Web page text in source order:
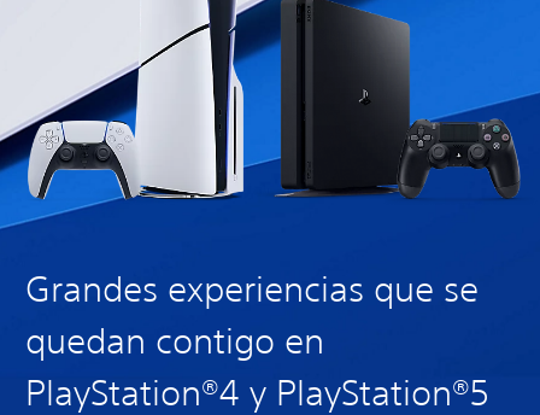
Grandes experiencias que se
quedan contigo en
PlayStation®4 y PlayStation®5